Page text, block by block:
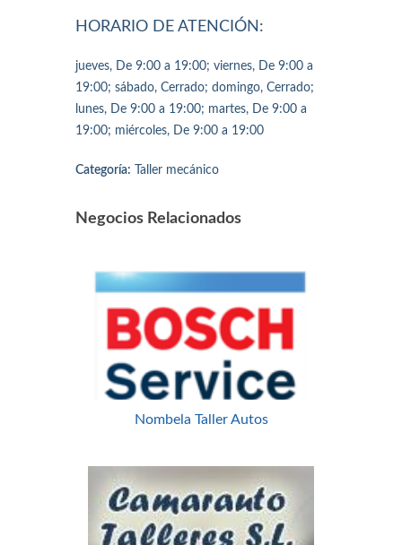
HORARIO DE ATENCIÓN:
jueves, De 9:00 a 19:00; viernes, De 9:00 a
19:00; sábado, Cerrado; domingo, Cerrado;
lunes, De 9:00 a 19:00; martes, De 9:00 a
19:00; miércoles, De 9:00 a 19:00
Categoría: Taller mecánico
Negocios Relacionados
Nombela Taller Autos